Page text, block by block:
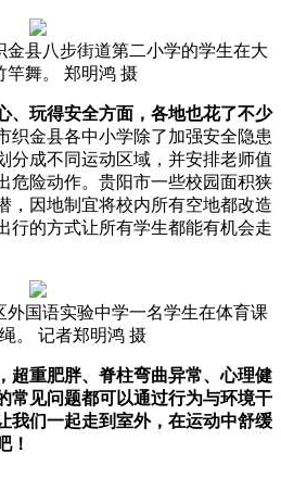
金县八步街道第二小学的学生在大
竿舞。 郑明鸿 摄
、玩得安全方面，各地也花了不少
织金县各中小学除了加强安全隐患
分成不同运动区域，并安排老师值
危险动作。贵阳市一些校园面积狭
，因地制宜将校内所有空地都改造
行的方式让所有学生都能有机会走
外国语实验中学一名学生在体育课
绳。 记者郑明鸿 摄
超重肥胖、脊柱弯曲异常、心理健
见问题都可以通过行为与环境干
我们一起走到室外，在运动中舒缓
！